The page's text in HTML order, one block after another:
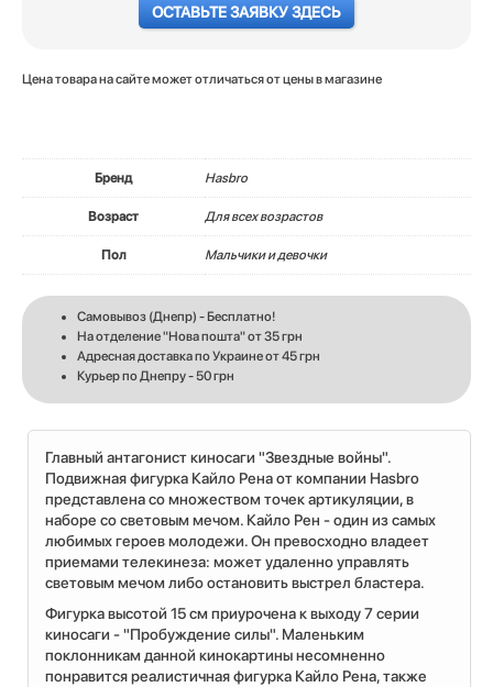
ОСТАВЬТЕ ЗАЯВКУ ЗДЕСЬ
Цена товара на сайте может отличаться от цены в магазине
Бренд Hasbro
Возраст Для всех возрастов
Пол Мальчики и девочки
Самовывоз (Днепр) - Бесплатно!
На отделение "Нова пошта" от 35 грн
Адресная доставка по Украине от 45 грн
Курьер по Днепру - 50 грн
Главный антагонист киносаги "Звездные войны".
Подвижная фигурка Кайло Рена от компании Hasbro
представлена со множеством точек артикуляции, в
наборе со световым мечом. Кайло Рен - один из самых
любимых героев молодежи. Он превосходно владеет
приемами телекинеза: может удаленно управлять
световым мечом либо остановить выстрел бластера.
Фигурка высотой 15 см приурочена к выходу 7 серии
киносаги - "Пробуждение силы". Маленьким
поклонникам данной кинокартины несомненно
понравится реалистичная фигурка Кайло Рена, также